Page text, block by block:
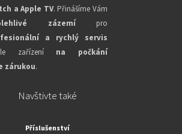
a Apple TV. Přinášíme Vám
zázemípro
a rychlý servis
zařízení na počkání
zárukou.
Navštivte také
Příslušenství